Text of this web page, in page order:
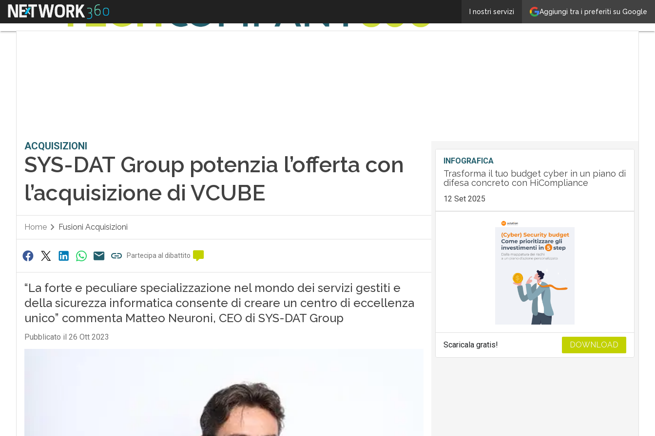
Aggiungi tra i preferiti su Google
I nostri servizi
Menu SYS-DAT Group potenzia l’offerta con l’acquisizione di
ACQUISIZIONI
SYS-DAT Group potenzia l’offerta con
l’acquisizione di VCUBE
Home Fusioni Acquisizioni
Partecipa al dibattito
“La forte e peculiare specializzazione nel mondo dei servizi gestiti e
della sicurezza informatica consente di creare un centro di eccellenza
unico” commenta Matteo Neuroni, CEO di SYS-DAT Group
Pubblicato il 26 Ott 2023
INFOGRAFICA
Trasforma il tuo budget cyber in un piano di
difesa concreto con HiCompliance
12 Set 2025
Scaricala gratis! DOWNLOAD